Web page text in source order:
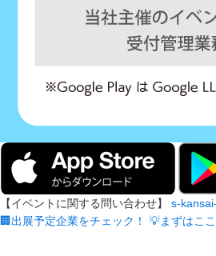
【イベントに関する問い合わせ】
s-
🏢出展予定企業をチェック！
💡まずはこ